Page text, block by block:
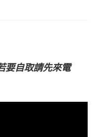
要自取請先來電